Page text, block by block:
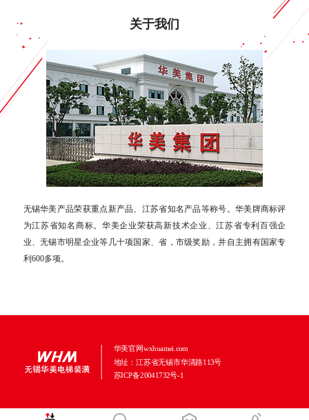
关于我们
无锡华美产品荣获重点新产品、江苏省知名产品等称号。华美牌商标评
为江苏省知名商标。华美企业荣获高新技术企业、江苏省专利百强企
业、无锡市明星企业等几十项国家、省，市级奖励，并自主拥有国家专
利600多项。
华美官网wxhuamei.com
地址：江苏省无锡市华清路113号
苏ICP备20041732号-1